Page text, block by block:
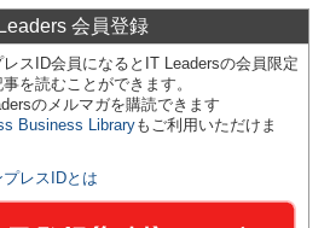
会員登録
スID会員になるとIT Leadersの会員限定
を読むことができます。
のメルマガを購読できます
Business Libraryもご利用いただけま
プレスIDとは